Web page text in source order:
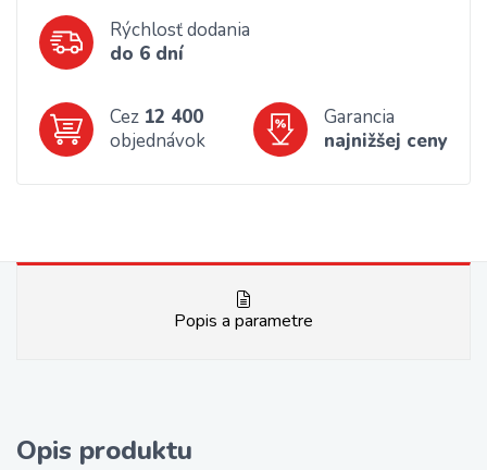
Rýchlosť dodania
do 6 dní
Cez 12 400
objednávok
Garancia
najnižšej ceny
Popis a parametre
Opis produktu